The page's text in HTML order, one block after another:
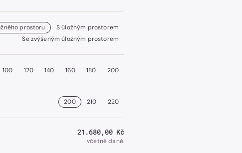
galerii.
prostoru
S úložným prostorem
Se zvýšeným úložným prostorem
100 120 140 160 180 200
200 210 220
Běžná
cena
21.680,00 Kč
včetně daně.